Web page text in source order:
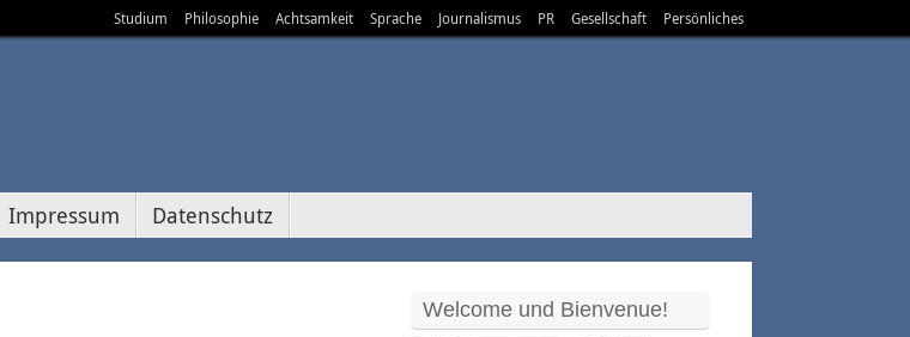
Studium Philosophie Achtsamkeit Sprache Journalismus PR Gesellschaft Persönliches
Impressum Datenschutz
Welcome und Bienvenue!